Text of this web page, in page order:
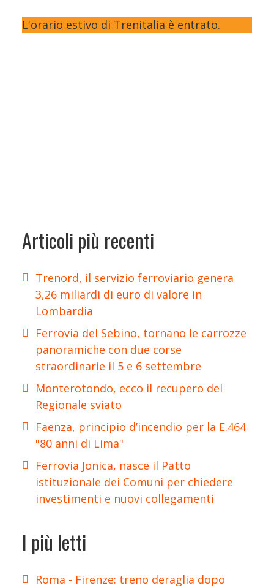
L'orario estivo di Trenitalia è entrato.
Articoli più recenti
Trenord, il servizio ferroviario genera
3,26 miliardi di euro di valore in
Lombardia
Ferrovia del Sebino, tornano le carrozze
panoramiche con due corse
straordinarie il 5 e 6 settembre
Monterotondo, ecco il recupero del
Regionale sviato
Faenza, principio d’incendio per la E.464
"80 anni di Lima"
Ferrovia Jonica, nasce il Patto
istituzionale dei Comuni per chiedere
investimenti e nuovi collegamenti
I più letti
Roma - Firenze: treno deraglia dopo